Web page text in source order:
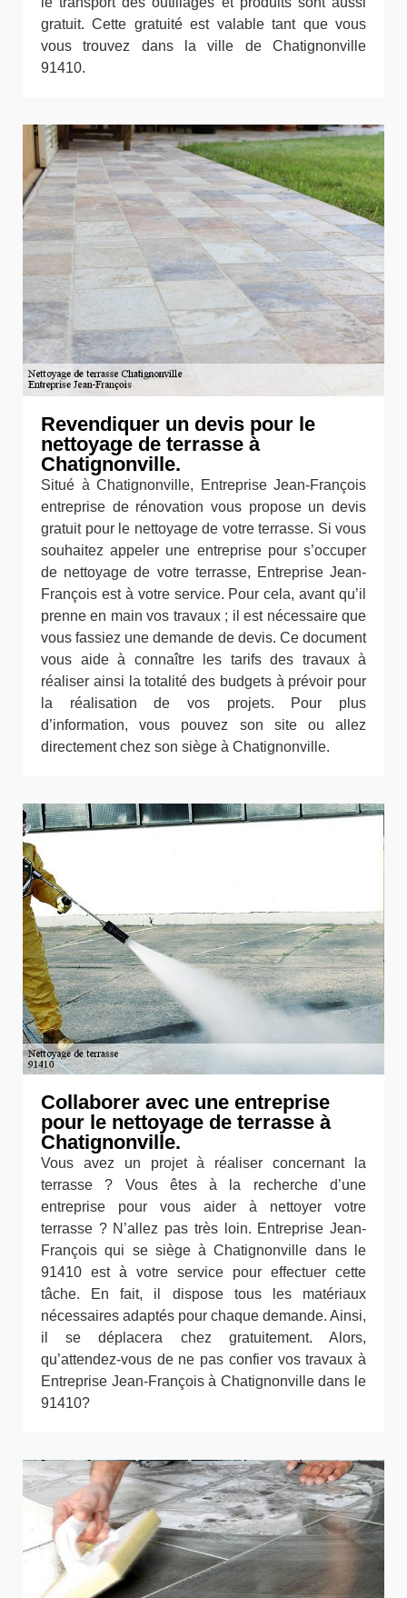
gratuit. Cette gratuité est valable tant que vous
vous trouvez dans la ville de Chatignonville
91410.
Revendiquer un devis pour le
nettoyage de terrasse à
Chatignonville.
Situé à Chatignonville, Entreprise Jean-François
entreprise de rénovation vous propose un devis
gratuit pour le nettoyage de votre terrasse. Si vous
souhaitez appeler une entreprise pour s’occuper
de nettoyage de votre terrasse, Entreprise Jean-
François est à votre service. Pour cela, avant qu’il
prenne en main vos travaux ; il est nécessaire que
vous fassiez une demande de devis. Ce document
vous aide à connaître les tarifs des travaux à
réaliser ainsi la totalité des budgets à prévoir pour
la réalisation de vos projets. Pour plus
d’information, vous pouvez son site ou allez
directement chez son siège à Chatignonville.
Collaborer avec une entreprise
pour le nettoyage de terrasse à
Chatignonville.
Vous avez un projet à réaliser concernant la
terrasse ? Vous êtes à la recherche d’une
entreprise pour vous aider à nettoyer votre
terrasse ? N’allez pas très loin. Entreprise Jean-
François qui se siège à Chatignonville dans le
91410 est à votre service pour effectuer cette
tâche. En fait, il dispose tous les matériaux
nécessaires adaptés pour chaque demande. Ainsi,
il se déplacera chez gratuitement. Alors,
qu’attendez-vous de ne pas confier vos travaux à
Entreprise Jean-François à Chatignonville dans le
91410?